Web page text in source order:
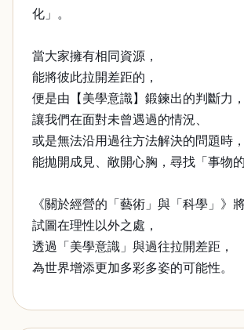
化」。
當大家擁有相同資源，
能將彼此拉開差距的，
便是由【美學意識】鍛鍊出的判斷力，
讓我們在面對未曾遇過的情況、
或是無法沿用過往方法解決的問題時，
能拋開成見、敞開心胸，尋找「事物的
《關於經營的「藝術」與「科學」》
試圖在理性以外之處，
透過「美學意識」與過往拉開差距，
為世界增添更加多彩多姿的可能性。